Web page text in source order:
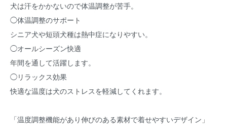
犬は汗をかかないので体温調整が苦手。
◯体温調整のサポート
シニア犬や短頭犬種は熱中症になりやすい。
◯オールシーズン快適
年間を通して活躍します。
◯リラックス効果
快適な温度は犬のストレスを軽減してくれます。
「温度調整機能があり伸びのある素材で着せやすいデザイン」